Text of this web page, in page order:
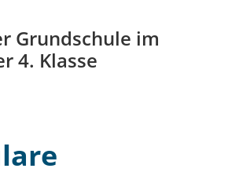
Grundschule im
4. Klasse